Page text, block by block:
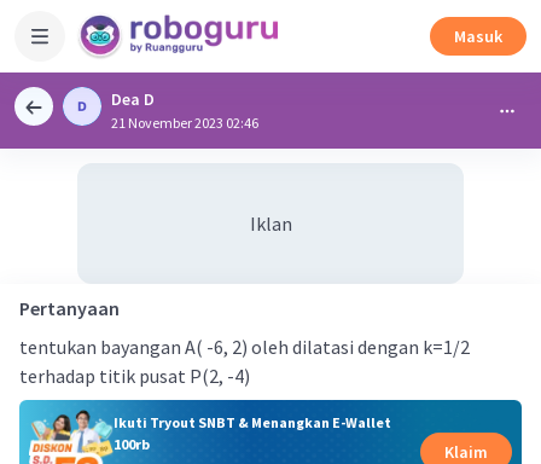
Masuk
Dea D
21 November 2023 02:46
Iklan
Pertanyaan
tentukan bayangan A( -6, 2) oleh dilatasi dengan k=1/2
terhadap titik pusat P(2, -4)
Ikuti Tryout SNBT & Menangkan E-Wallet
100rb
Klaim